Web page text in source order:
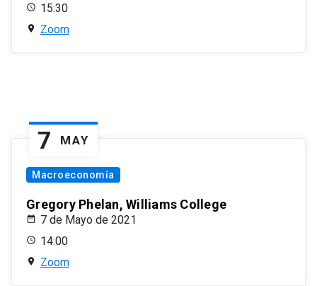
15:30
Zoom
7 MAY
Macroeconomía
Gregory Phelan, Williams College
7 de Mayo de 2021
14:00
Zoom